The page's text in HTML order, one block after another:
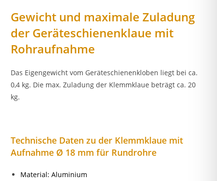
Gewicht und maximale Zuladung
der Geräteschienenklaue mit
Rohraufnahme
Das Eigengewicht vom Geräteschienenkloben liegt bei ca.
0,4 kg. Die max. Zuladung der Klemmklaue beträgt ca. 20
kg.
Technische Daten zu der Klemmklaue mit
Aufnahme Ø 18 mm für Rundrohre
Material: Aluminium